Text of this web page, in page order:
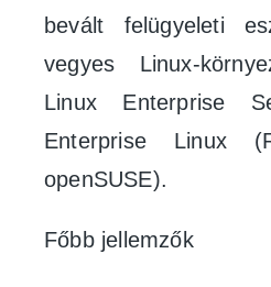
bevált felügyeleti
vegyes Linux-
Linux Enterprise
Enterprise Linux
openSUSE).
Főbb jellemzők